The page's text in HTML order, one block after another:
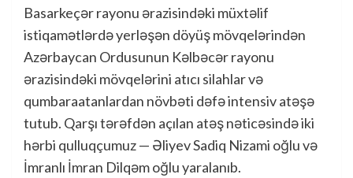
Basarkeçər rayonu ərazisindəki müxtəlif
istiqamətlərdə yerləşən döyüş mövqelərindən
Azərbaycan Ordusunun Kəlbəcər rayonu
ərazisindəki mövqelərini atıcı silahlar və
qumbaraatanlardan növbəti dəfə intensiv atəşə
tutub. Qarşı tərəfdən açılan atəş nəticəsində iki
hərbi qulluqçumuz — Əliyev Sadiq Nizami oğlu və
İmranlı İmran Dilqəm oğlu yaralanıb.